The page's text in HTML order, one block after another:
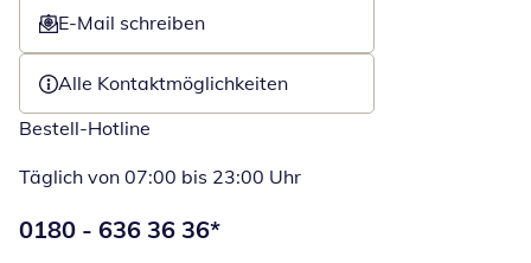
E-Mail schreiben
Öffnet E-Mail-Client
Alle Kontaktmöglichkeiten
Bestell-Hotline
Täglich von 07:00 bis 23:00 Uhr
Telefonnummer:
0180 - 636 36 36*